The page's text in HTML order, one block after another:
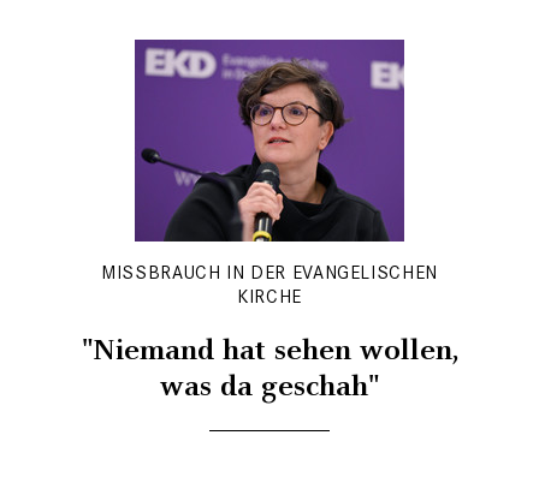
MISSBRAUCH IN DER EVANGELISCHEN
KIRCHE
"Niemand hat sehen wollen,
was da geschah"